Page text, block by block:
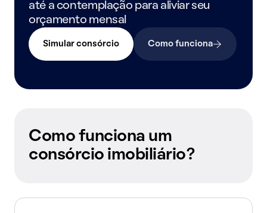
até a contemplação para aliviar seu
orçamento mensal
Simular consórcio Como funciona
Como funciona um
consórcio imobiliário?